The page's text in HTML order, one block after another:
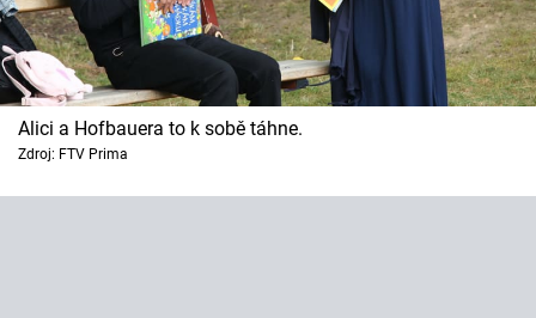
Alici a Hofbauera to k sobě táhne.
Zdroj: FTV Prima